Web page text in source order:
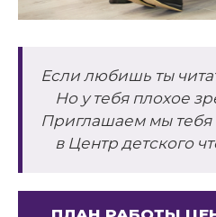
Если любишь ты
Но у тебя плохое
Приглашаем мы тебя
в Центр детского